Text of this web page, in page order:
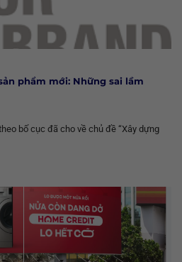
phẩm mới: Những sai lầm
bố cục đã cho về chủ đề “Xây dựng